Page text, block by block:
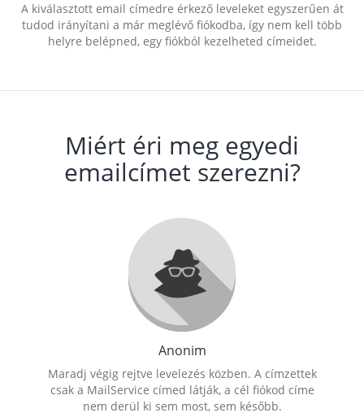
A kiválasztott email címedre érkező leveleket egyszerűen át
tudod irányítani a már meglévő fiókodba, így nem kell több
helyre belépned, egy fiókból kezelheted címeidet.
Miért éri meg egyedi
emailcímet szerezni?
Anonim
Maradj végig rejtve levelezés közben. A címzettek
csak a MailService címed látják, a cél fiókod címe
nem derül ki sem most, sem később.